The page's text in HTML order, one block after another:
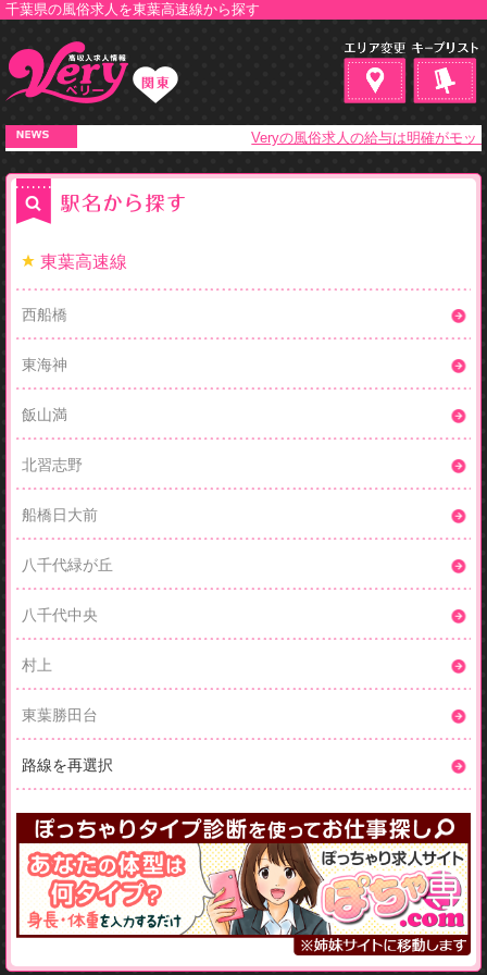
千葉県の風俗求人を東葉高速線から探す
Veryの風俗求人の給与は明確がモッ
東葉高速線
西船橋
東海神
飯山満
北習志野
船橋日大前
八千代緑が丘
八千代中央
村上
東葉勝田台
路線を再選択